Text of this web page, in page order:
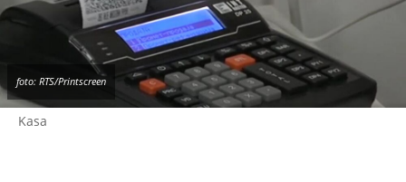
Kasa
foto: RTS/Printscreen